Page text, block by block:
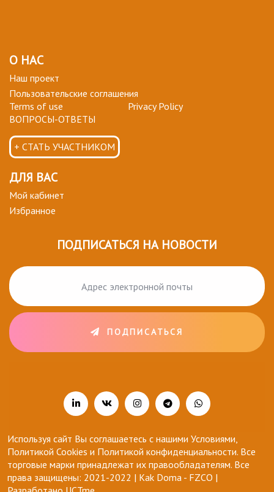
О НАС
Наш проект
Пользовательские соглашения
Terms of use
Privacy Policy
ВОПРОСЫ-ОТВЕТЫ
+ СТАТЬ УЧАСТНИКОМ
ДЛЯ ВАС
Мой кабинет
Избранное
ПОДПИСАТЬСЯ НА НОВОСТИ
ПОДПИСАТЬСЯ
Используя сайт Вы соглашаетесь с нашими Условиями,
Политикой Cookies и Политикой конфиденциальности. Все
торговые марки принадлежат их правообладателям. Все
права защищены: 2021-2022 | Kak Doma - FZCO |